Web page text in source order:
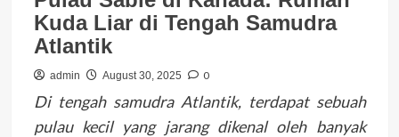
Kuda Liar di Tengah Samudra
Atlantik
admin August 30, 2025 0
Di tengah samudra Atlantik, terdapat sebuah
pulau kecil yang jarang dikenal oleh banyak